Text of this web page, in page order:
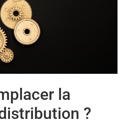
la
?